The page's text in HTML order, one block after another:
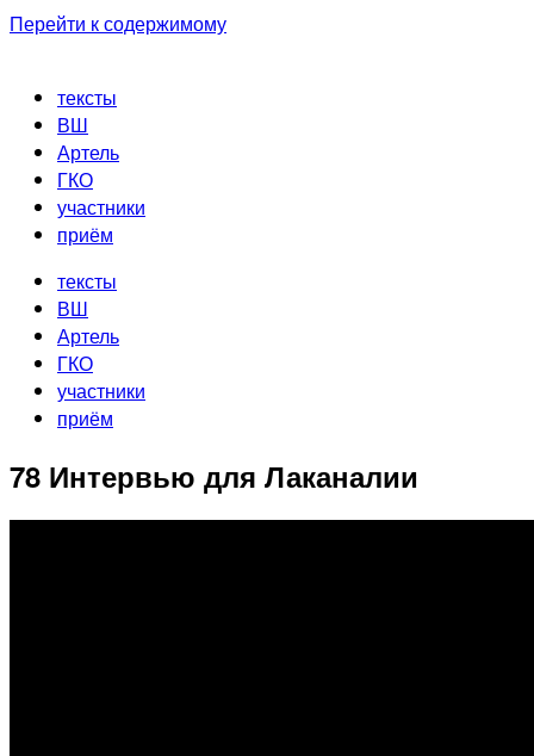
Перейти к содержимому
тексты
ВШ
Артель
ГКО
участники
приём
тексты
ВШ
Артель
ГКО
участники
приём
78 Интервью для Лаканалии